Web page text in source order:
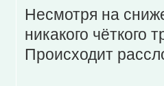
Несмотря на
никакого чёткого
Происходит